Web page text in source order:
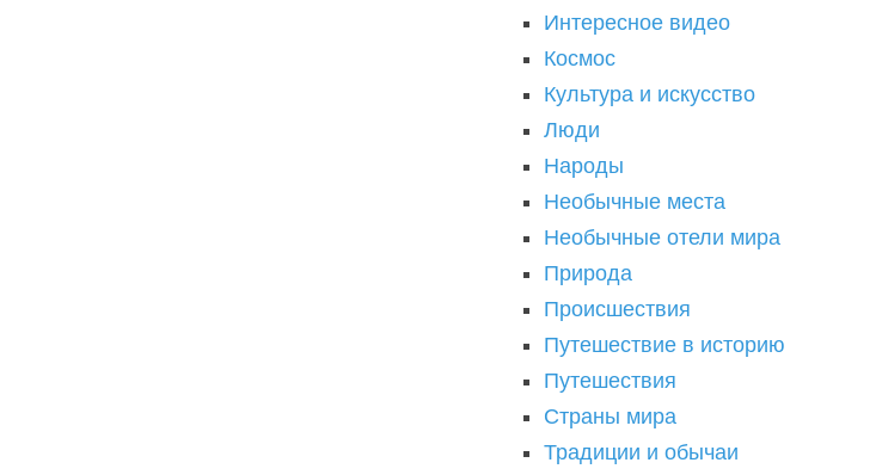
Интересное видео
Космос
Культура и искусство
Люди
Народы
Необычные места
Необычные отели мира
Природа
Происшествия
Путешествие в историю
Путешествия
Страны мира
Традиции и обычаи